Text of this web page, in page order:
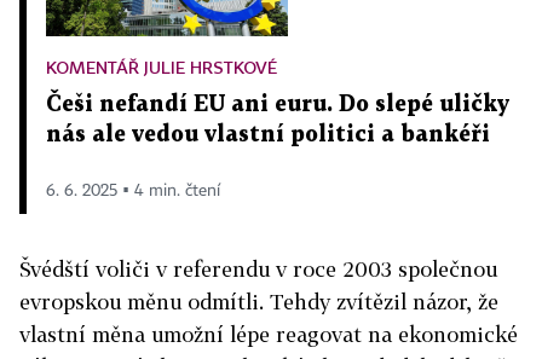
KOMENTÁŘ JULIE HRSTKOVÉ
Češi nefandí EU ani euru. Do slepé uličky
nás ale vedou vlastní politici a bankéři
6. 6. 2025 ▪ 4 min. čtení
Švédští voliči v referendu v roce 2003 společnou
evropskou měnu odmítli. Tehdy zvítězil názor, že
vlastní měna umožní lépe reagovat na ekonomické